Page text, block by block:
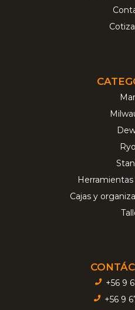
Cajas y
+56 9
+56 9